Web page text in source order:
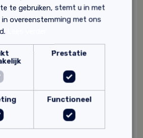
te gebruiken, stemt u in met
in overeenstemming met ons
Prestatie
Functioneel